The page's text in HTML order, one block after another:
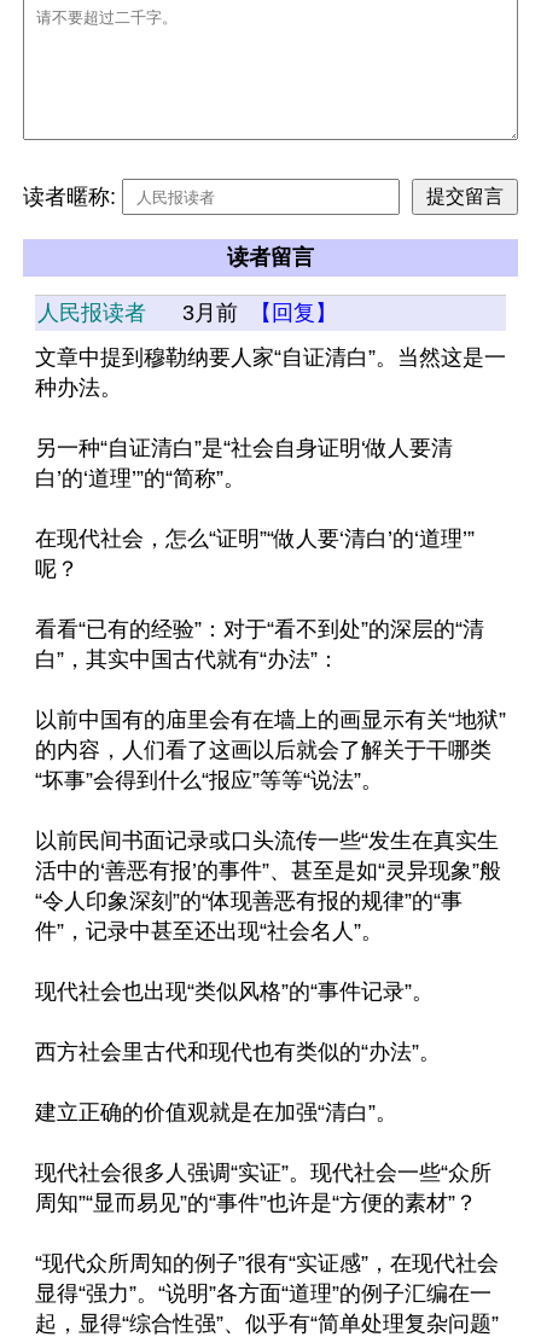
读者暱称:
读者留言
人民报读者 3月前
【回复】
文章中提到穆勒纳要人家“自证清白”。当然这是一
种办法。
另一种“自证清白”是“社会自身证明‘做人要清
白’的‘道理’”的“简称”。
在现代社会，怎么“证明”“做人要‘清白’的‘道理’”
呢？
看看“已有的经验”：对于“看不到处”的深层的“清
白”，其实中国古代就有“办法”：
以前中国有的庙里会有在墙上的画显示有关“地狱”
的内容，人们看了这画以后就会了解关于干哪类
“坏事”会得到什么“报应”等等“说法”。
以前民间书面记录或口头流传一些“发生在真实生
活中的‘善恶有报’的事件”、甚至是如“灵异现象”般
“令人印象深刻”的“体现善恶有报的规律”的“事
件”，记录中甚至还出现“社会名人”。
现代社会也出现“类似风格”的“事件记录”。
西方社会里古代和现代也有类似的“办法”。
建立正确的价值观就是在加强“清白”。
现代社会很多人强调“实证”。现代社会一些“众所
周知”“显而易见”的“事件”也许是“方便的素材”？
“现代众所周知的例子”很有“实证感”，在现代社会
显得“强力”。“说明”各方面“道理”的例子汇编在一
起，显得“综合性强”、似乎有“简单处理复杂问题”